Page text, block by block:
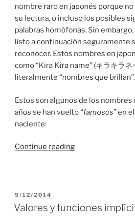
nombre raro en japonés porque
su lectura, o incluso los posibles
palabras homófonas. Sin
listo a continuación seguramente
reconocer. Estos nombres en
como “Kira Kira name” (キラキラ
literalmente “nombres que brillan”.
Estos son algunos de los
años se han vuelto “famosos” en
naciente:
Continue reading“Nombres”
POSTED
ON
9/12/2014
Valores y funciones